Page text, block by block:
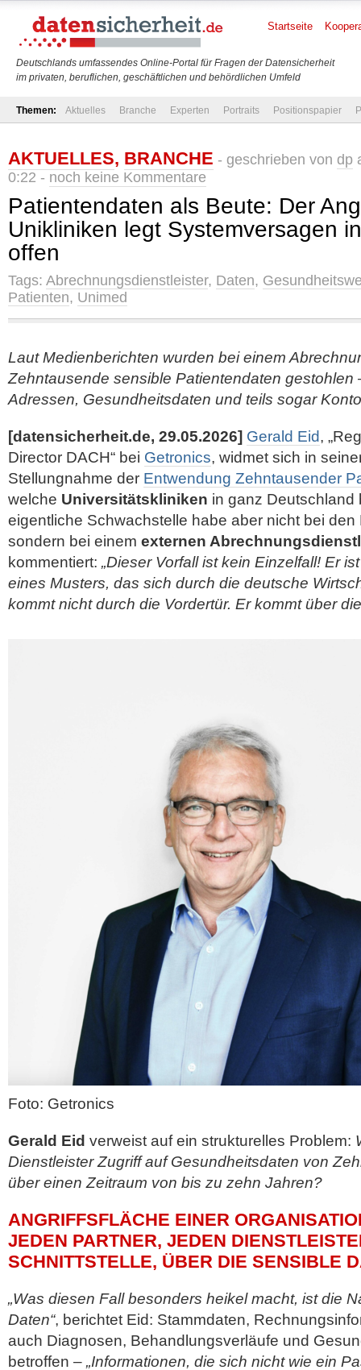
Deutschlands umfassendes Online-Portal für Fragen der Datensicherheit
im privaten, beruflichen, geschäftlichen und behördlichen Umfeld
Startseite
Themen: Aktuelles Branche Experten Portraits Positionspapier
AKTUELLES, BRANCHE - geschrieben von dp
0:22 - noch keine Kommentare
Patientendaten als Beute: Der
Unikliniken legt Systemversagen
offen
Tags: Abrechnungsdienstleister, Daten,
Patienten, Unimed
Laut Medienberichten wurden bei einem
Zehntausende sensible Patientendaten gestohlen
Adressen, Gesundheitsdaten und teils sogar
[datensicherheit.de, 29.05.2026] Gerald Eid,
Director DACH“ bei Getronics, widmet sich in
Stellungnahme der Entwendung Zehntausender
welche Universitätskliniken in ganz Deutschland
eigentliche Schwachstelle habe aber nicht bei
sondern bei einem externen
kommentiert: „Dieser Vorfall ist kein Einzelfall! Er
eines Musters, das sich durch die deutsche
kommt nicht durch die Vordertür. Er kommt über
Foto: Getronics
Gerald Eid verweist auf ein strukturelles Problem:
Dienstleister Zugriff auf Gesundheitsdaten von
über einen Zeitraum von bis zu zehn Jahren?
ANGRIFFSFLÄCHE EINER
JEDEN PARTNER, JEDEN
SCHNITTSTELLE, ÜBER DIE SENSIBLE
„Was diesen Fall besonders heikel macht, ist die
Daten“, berichtet Eid: Stammdaten,
auch Diagnosen, Behandlungsverläufe und
betroffen – „Informationen, die sich nicht wie ein